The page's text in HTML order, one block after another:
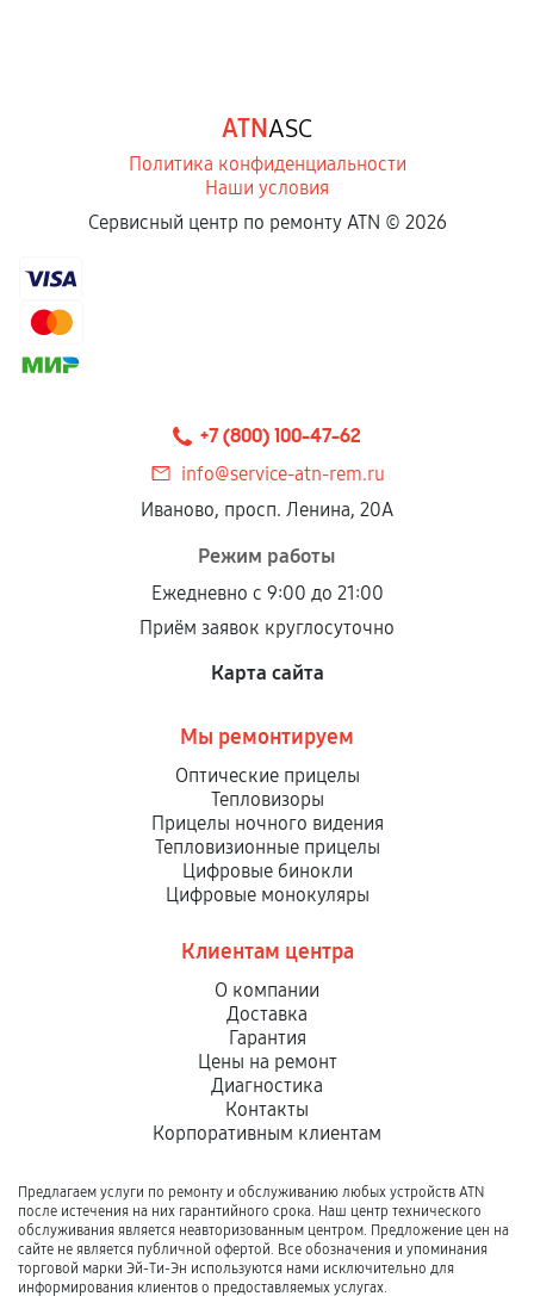
ATNASC
Политика конфиденциальности
Наши условия
Сервисный центр по ремонту ATN © 2026
+7 (800) 100-47-62
info@service-atn-rem.ru
Иваново, просп. Ленина, 20А
Режим работы
Ежедневно с 9:00 до 21:00
Приём заявок круглосуточно
Карта сайта
Мы ремонтируем
Оптические прицелы
Тепловизоры
Прицелы ночного видения
Тепловизионные прицелы
Цифровые бинокли
Цифровые монокуляры
Клиентам центра
О компании
Доставка
Гарантия
Цены на ремонт
Диагностика
Контакты
Корпоративным клиентам
Предлагаем услуги по ремонту и обслуживанию любых устройств ATN
после истечения на них гарантийного срока. Наш центр технического
обслуживания является неавторизованным центром. Предложение цен на
сайте не является публичной офертой. Все обозначения и упоминания
торговой марки Эй-Ти-Эн используются нами исключительно для
информирования клиентов о предоставляемых услугах.